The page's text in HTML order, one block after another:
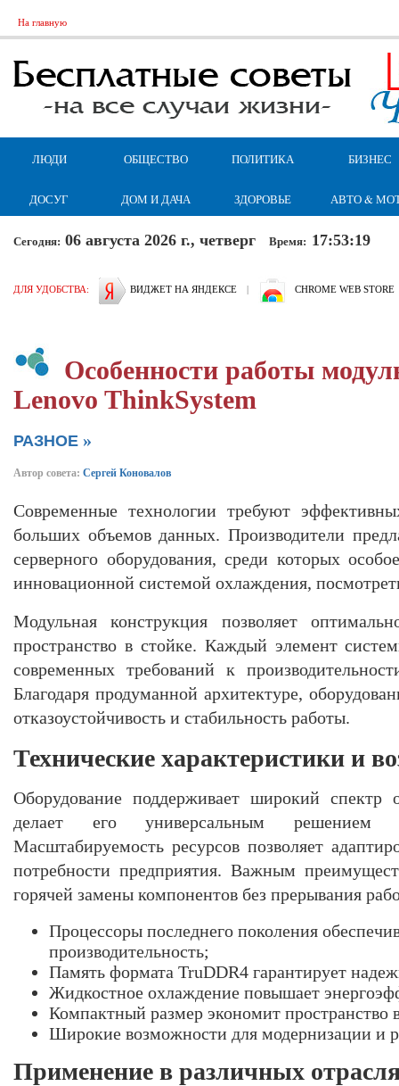
На главную
ЛЮДИ ОБЩЕСТВО ПОЛИТИКА БИЗНЕС
ДОСУГ ДОМ И ДАЧА ЗДОРОВЬЕ АВТО &
Сегодня: 06 августа 2026 г., четверг Время: 17:53:20
ДЛЯ УДОБСТВА: ВИДЖЕТ НА ЯНДЕКСЕ | CHROME WEB STORE
Особенности работы
Lenovo ThinkSystem
РАЗНОЕ »
Автор совета: Сергей Коновалов
Современные технологии требуют
больших объемов данных. Производители
серверного оборудования, среди которых
инновационной системой охлаждения,
Модульная конструкция позволяет
пространство в стойке. Каждый элемент
современных требований к
Благодаря продуманной архитектуре,
отказоустойчивость и стабильность работы.
Технические характеристики и
Оборудование поддерживает широкий спектр
делает его универсальным решением
Масштабируемость ресурсов позволяет
потребности предприятия. Важным
горячей замены компонентов без прерывания
Процессоры последнего поколения
производительность;
Память формата TruDDR4 гарантирует
Жидкостное охлаждение повышает
Компактный размер экономит пространство
Широкие возможности для модернизации и
Применение в различных